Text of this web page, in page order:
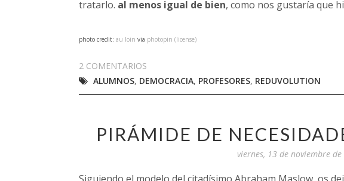
tratarlo. al menos igual de bien, como nos gustaría que
photo credit: au loin via photopin (license)
2 COMENTARIOS
ALUMNOS, DEMOCRACIA, PROFESORES, REDUVOLUTION
PIRÁMIDE DE
viernes, 13 de noviembre